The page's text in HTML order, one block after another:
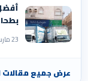
23 مارس 2026
عرض جميع مقالات